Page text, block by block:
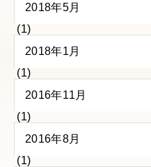
2018年5月
(1)
2018年1月
(1)
2016年11月
(1)
2016年8月
(1)